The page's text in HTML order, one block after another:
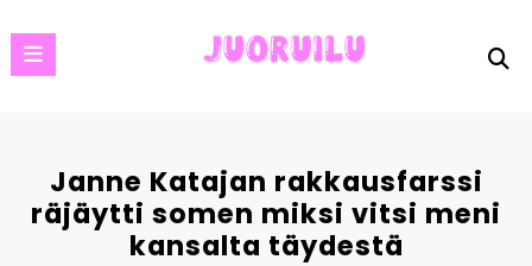
to
content
Janne Katajan rakkausfarssi
räjäytti somen miksi vitsi meni
kansalta täydestä